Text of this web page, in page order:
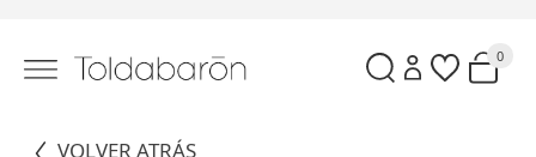
0
VOLVER ATRÁS